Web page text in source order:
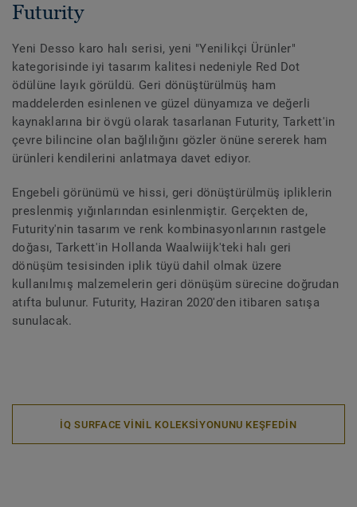
Futurity
Yeni Desso karo halı serisi, yeni "Yenilikçi Ürünler"
kategorisinde iyi tasarım kalitesi nedeniyle Red Dot
ödülüne layık görüldü. Geri dönüştürülmüş ham
maddelerden esinlenen ve güzel dünyamıza ve değerli
kaynaklarına bir övgü olarak tasarlanan Futurity, Tarkett'in
çevre bilincine olan bağlılığını gözler önüne sererek ham
ürünleri kendilerini anlatmaya davet ediyor.
Engebeli görünümü ve hissi, geri dönüştürülmüş ipliklerin
preslenmiş yığınlarından esinlenmiştir. Gerçekten de,
Futurity'nin tasarım ve renk kombinasyonlarının rastgele
doğası, Tarkett'in Hollanda Waalwiijk'teki halı geri
dönüşüm tesisinden iplik tüyü dahil olmak üzere
kullanılmış malzemelerin geri dönüşüm sürecine doğrudan
atıfta bulunur. Futurity, Haziran 2020'den itibaren satışa
sunulacak.
IQ SURFACE VINIL KOLEKSIYONUNU KEŞFEDIN